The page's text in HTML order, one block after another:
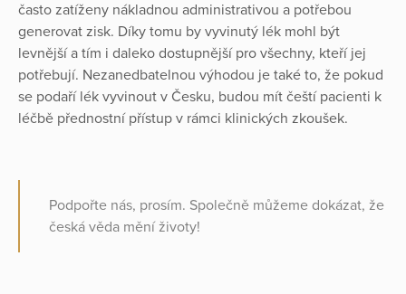
často zatíženy nákladnou administrativou a potřebou
generovat zisk. Díky tomu by vyvinutý lék mohl být
levnější a tím i daleko dostupnější pro všechny, kteří jej
potřebují. Nezanedbatelnou výhodou je také to, že pokud
se podaří lék vyvinout v Česku, budou mít čeští pacienti k
léčbě přednostní přístup v rámci klinických zkoušek.
Podpořte nás, prosím. Společně můžeme dokázat, že
česká věda mění životy!